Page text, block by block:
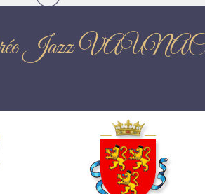
Jazz VAUNAC